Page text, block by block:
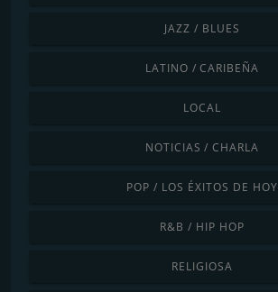
JAZZ / BLUES
LATINO / CARIBEÑA
LOCAL
NOTICIAS / CHARLA
POP / LOS ÉXITOS DE HOY
R&B / HIP HOP
RELIGIOSA